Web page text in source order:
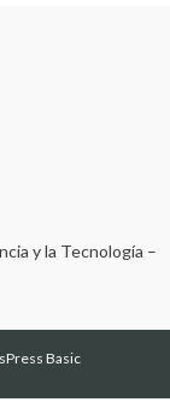
y la Tecnología –
Basic